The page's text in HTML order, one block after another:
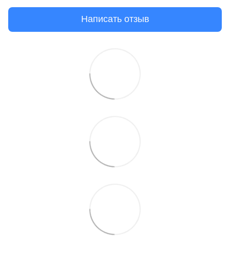
Написать отзыв